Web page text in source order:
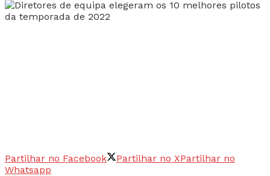
Partilhar no Facebook Partilhar no XPartilhar no
Whatsapp